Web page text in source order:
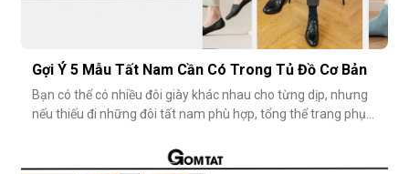
Gợi Ý 5 Mẫu Tất Nam Cần Có Trong Tủ Đồ Cơ Bản
Bạn có thể có nhiều đôi giày khác nhau cho từng dịp, nhưng
nếu thiếu đi những đôi tất nam phù hợp, tổng thể trang phục
nhỏ nhặt, nhưng lại góp phần định hình phong cách, nâng